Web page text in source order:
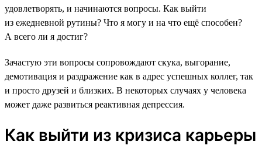
удовлетворять, и начинаются вопросы. Как выйти
из ежедневной рутины? Что я могу и на что ещё способен?
А всего ли я достиг?
Зачастую эти вопросы сопровождают скука, выгорание,
демотивация и раздражение как в адрес успешных коллег, так
и просто друзей и близких. В некоторых случаях у человека
может даже развиться реактивная депрессия.
Как выйти из кризиса карьеры